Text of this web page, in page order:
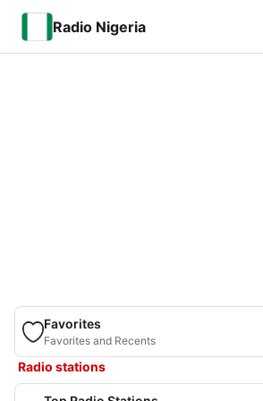
Radio Nigeria
Favorites
Favorites and Recents
Radio stations